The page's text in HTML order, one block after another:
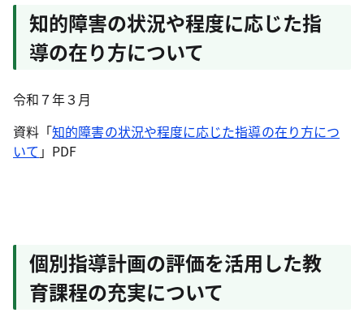
知的障害の状況や程度に応じた指
導の在り方について
令和７年３月
資料「知的障害の状況や程度に応じた指導の在り方につ
いて 」PDF
個別指導計画の評価を活用した教
育課程の充実について